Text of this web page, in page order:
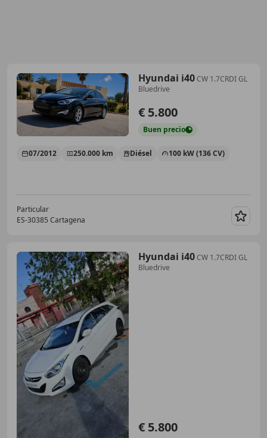
Hyundai i40CW 1.7CRDI GL
Bluedrive
€ 5.800
Buen precio
07/2012 250.000 km Diésel 100 kW (136 CV)
Particular
ES-30385 Cartagena
Hyundai i40CW 1.7CRDI GL
Bluedrive
€ 5.800